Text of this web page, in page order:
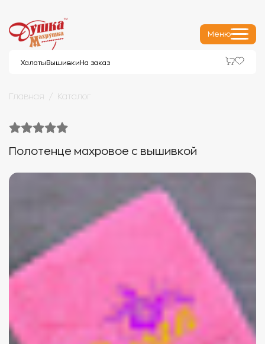
Меню
Халаты Вышивки На заказ
Главная Каталог
Полотенце махровое с вышивкой